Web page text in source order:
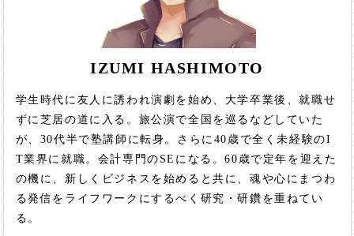
IZUMI HASHIMOTO
学生時代に友人に誘われ演劇を始め、大学卒業後、就職せ
ずに芝居の道に入る。旅公演で全国を巡るなどしていた
が、30代半で塾講師に転身。さらに40歳で全く未経験のI
T業界に就職。会計専門のSEになる。60歳で定年を迎えた
の機に、新しくビジネスを始めると共に、魂や心にまつわ
る発信をライフワークにするべく研究・研鑽を重ねてい
る。